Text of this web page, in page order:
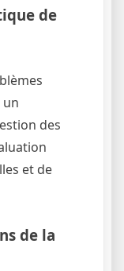
de
un
des
et de
de la